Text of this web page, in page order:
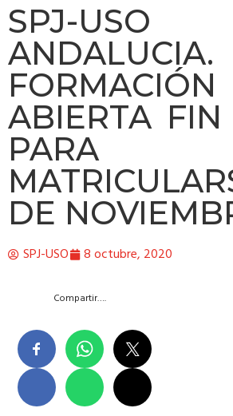
SPJ-USO
FORMACIÓN
ABIERTA
PARA
DE
SPJ-USO 8 octubre, 2020
Compartir….